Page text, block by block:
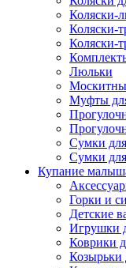
Коляски-
Коляски-
Коляски-
Люльки
Муфты
Сумки
Сумки
Купание
Горки и
Детские
Игрушки
Коврики
Козырьки